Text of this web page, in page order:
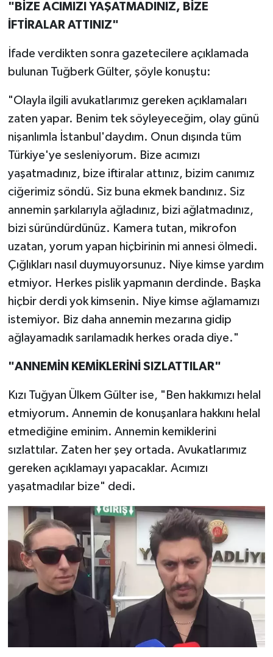
"BİZE ACIMIZI YAŞATMADINIZ, BİZE
İFTİRALAR ATTINIZ"
İfade verdikten sonra gazetecilere açıklamada
bulunan Tuğberk Gülter, şöyle konuştu:
"Olayla ilgili avukatlarımız gereken açıklamaları
zaten yapar. Benim tek söyleyeceğim, olay günü
nişanlımla İstanbul'daydım. Onun dışında tüm
Türkiye'ye sesleniyorum. Bize acımızı
yaşatmadınız, bize iftiralar attınız, bizim canımız
ciğerimiz söndü. Siz buna ekmek bandınız. Siz
annemin şarkılarıyla ağladınız, bizi ağlatmadınız,
bizi süründürdünüz. Kamera tutan, mikrofon
uzatan, yorum yapan hiçbirinin mi annesi ölmedi.
Çığlıkları nasıl duymuyorsunuz. Niye kimse yardım
etmiyor. Herkes pislik yapmanın derdinde. Başka
hiçbir derdi yok kimsenin. Niye kimse ağlamamızı
istemiyor. Biz daha annemin mezarına gidip
ağlayamadık sarılamadık herkes orada diye."
"ANNEMİN KEMİKLERİNİ SIZLATTILAR"
Kızı Tuğyan Ülkem Gülter ise, "Ben hakkımızı helal
etmiyorum. Annemin de konuşanlara hakkını helal
etmediğine eminim. Annemin kemiklerini
sızlattılar. Zaten her şey ortada. Avukatlarımız
gereken açıklamayı yapacaklar. Acımızı
yaşatmadılar bize" dedi.